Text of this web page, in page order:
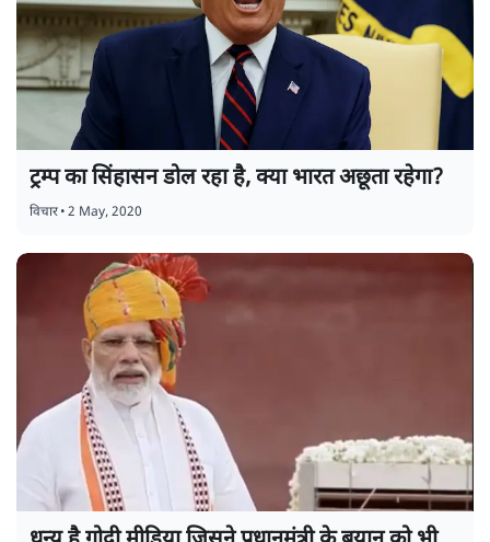
ट्रम्प का सिंहासन डोल रहा है, क्या भारत अछूता रहेगा?
विचार•2 May, 2020